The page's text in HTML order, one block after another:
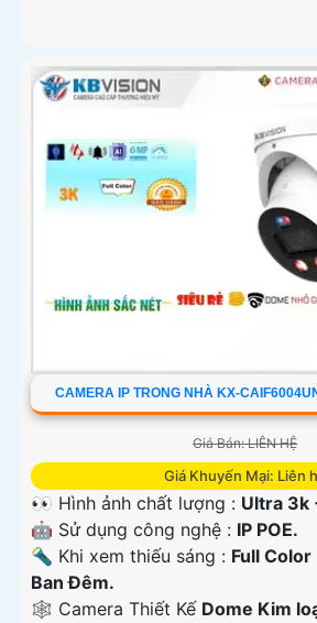
CAMERA IP TRONG NHÀ KX-
Giá Bán: LIÊN HỆ
Giá Khuyến Mại: Liên
👀 Hình ảnh chất lượng : Ultra 3k
🤖️ Sử dụng công nghệ : IP POE.
🔦 Khi xem thiếu sáng : Full
Ban Ðêm.
🕸️ Camera Thiết Kế Dome Kim